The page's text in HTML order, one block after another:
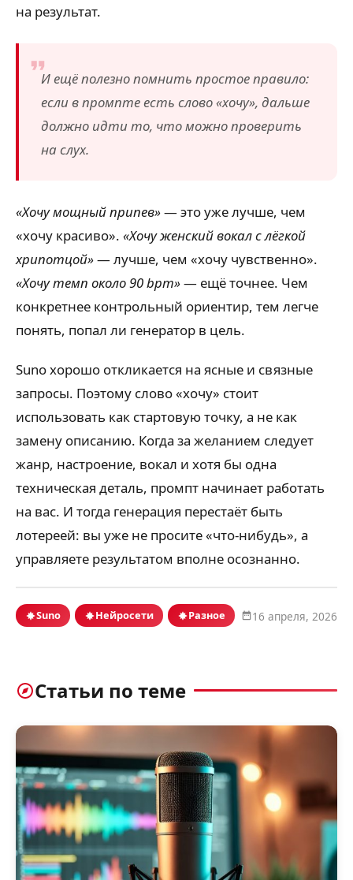
на результат.
И ещё полезно помнить простое правило:
если в промпте есть слово «хочу», дальше
должно идти то, что можно проверить
на слух.
«Хочу мощный припев»— это уже лучше, чем
«хочу красиво». «Хочу женский вокал с лёгкой
хрипотцой»— лучше, чем «хочу чувственно».
«Хочу темп около 90 bpm»— ещё точнее. Чем
конкретнее контрольный ориентир, тем легче
понять, попал ли генератор в цель.
Suno хорошо откликается на ясные и связные
запросы. Поэтому слово «хочу» стоит
использовать как стартовую точку, а не как
замену описанию. Когда за желанием следует
жанр, настроение, вокал и хотя бы одна
техническая деталь, промпт начинает работать
на вас. И тогда генерация перестаёт быть
лотереей: вы уже не просите «что-нибудь», а
управляете результатом вполне осознанно.
Suno Нейросети Разное 16 апреля, 2026
Статьи по теме